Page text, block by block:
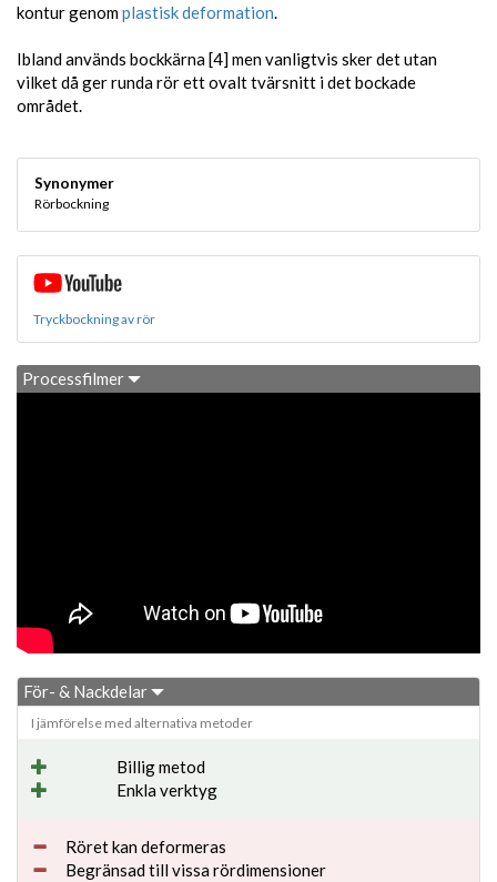
kontur genomplastisk deformation.
Ibland används bockkärna [4] men vanligtvis sker det utan
vilket då ger runda rör ett ovalt tvärsnitt i det bockade
området.
Synonymer
Rörbockning
Tryckbockning av rör
Processfilmer
För- & Nackdelar
I jämförelse med alternativa metoder
Billig metod
Enkla verktyg
Röret kan deformeras
Begränsad till vissa rördimensioner